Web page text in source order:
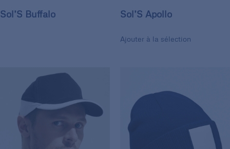
Sol’S Buffalo Sol’S Apollo
Ajouter à la sélection